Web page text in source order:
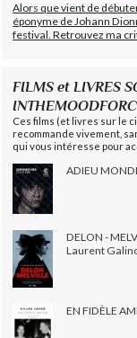
Alors que vient de
éponyme de Johann
festival. Retrouvez ma
FILMS et LIVRES
Ces films (et livres sur le
recommande vivement,
qui vous intéresse pour
ADIEU
DELON -
Laurent
EN FIDÈLE